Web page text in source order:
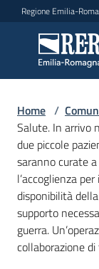
Vai al contenuto
Vai alla navigazione
Vai al footer
Regione Emilia-
Comunicati
stampa
Menu
Cerca
un
comunicato
Risorse
Home /
Salute. In arrivo
due piccole
saranno curate
l’accoglienza
disponibilità
supporto
guerra.
collaborazione